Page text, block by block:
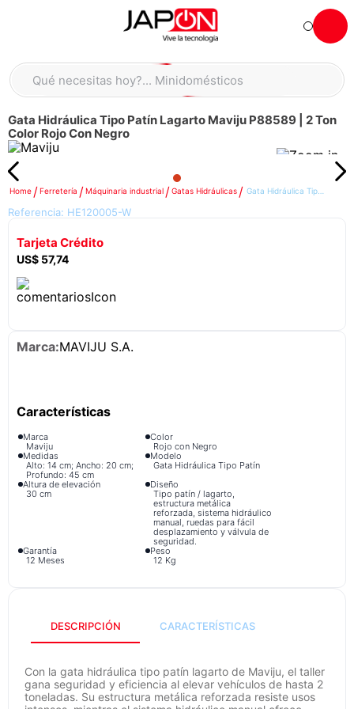
Hola... qué necesitas hoy?
Qué necesitas hoy?... Minidomésticos
Qué necesitas hoy?... Accesorios de cocina
Gata Hidráulica Tipo Patín Lagarto Maviju P88589 | 2 Ton
Color Rojo Con Negro
Ferretería Máquinaria industrial Gatas Hidráulicas
Referencia: HE120005-W
Tarjeta Crédito
US$ 57,74
MAVIJU S.A.
Marca
Maviju
Color
Rojo con Negro
Medidas
Alto: 14 cm; Ancho: 20 cm;
Profundo: 45 cm
Modelo
Gata Hidráulica Tipo Patín
Altura de elevación
30 cm
Diseño
Tipo patín / lagarto,
estructura metálica
reforzada, sistema hidráulico
manual, ruedas para fácil
desplazamiento y válvula de
seguridad.
Garantía
12 Meses
Peso
12 Kg
DESCRIPCIÓN CARACTERÍSTICAS
Con la gata hidráulica tipo patín lagarto de Maviju, el taller
gana seguridad y eficiencia al elevar vehículos de hasta 2
toneladas. Su estructura metálica reforzada resiste usos
TÉRMINOS MÁS BUSCADOS
1.
lavadora
5 . england sound parlantes
iphone